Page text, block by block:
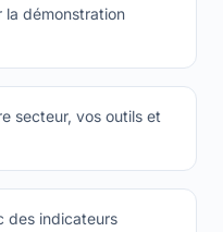
la démonstration
secteur, vos outils et
des indicateurs